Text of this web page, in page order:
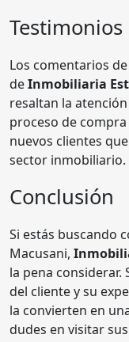
Testimonios
Los comentarios
deInmobiliaria
resaltan la
proceso de
nuevos clientes
sector inmobiliario.
Conclusión
Si estás buscando
Macusani,
la pena
del cliente y su
la convierten en
dudes en visitar